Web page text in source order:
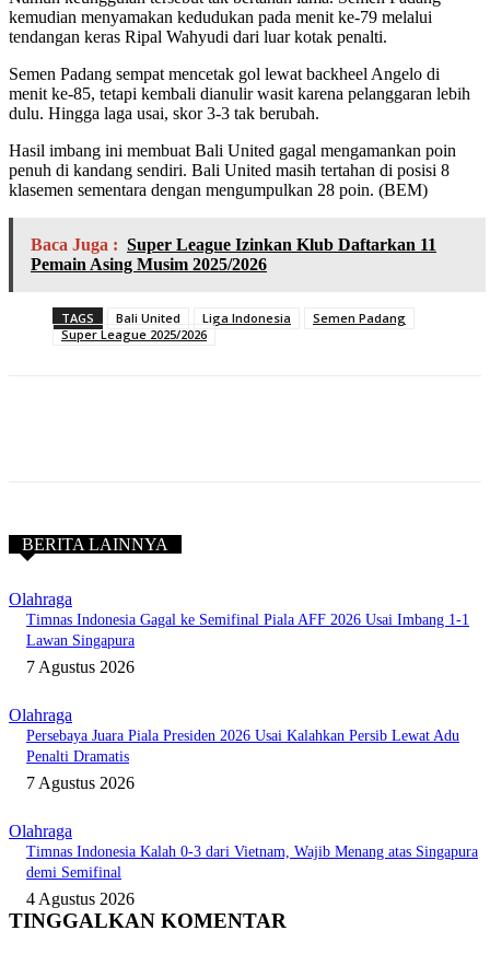
kemudian menyamakan kedudukan pada menit ke-79 melalui
tendangan keras Ripal Wahyudi dari luar kotak penalti.
Semen Padang sempat mencetak gol lewat backheel Angelo di
menit ke-85, tetapi kembali dianulir wasit karena pelanggaran lebih
dulu. Hingga laga usai, skor 3-3 tak berubah.
Hasil imbang ini membuat Bali United gagal mengamankan poin
penuh di kandang sendiri. Bali United masih tertahan di posisi 8
klasemen sementara dengan mengumpulkan 28 poin. (BEM)
Baca Juga : Super League Izinkan Klub Daftarkan 11
Pemain Asing Musim 2025/2026
TAGS Bali United Liga Indonesia
Semen Padang
Super League 2025/2026
BERITA LAINNYA
Olahraga
Timnas Indonesia Gagal ke Semifinal Piala AFF 2026 Usai Imbang 1-1
Lawan Singapura
7 Agustus 2026
Olahraga
Persebaya Juara Piala Presiden 2026 Usai Kalahkan Persib Lewat Adu
Penalti Dramatis
7 Agustus 2026
Olahraga
Timnas Indonesia Kalah 0-3 dari Vietnam, Wajib Menang atas Singapura
demi Semifinal
4 Agustus 2026
TINGGALKAN KOMENTAR